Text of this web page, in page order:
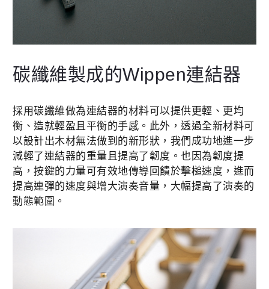
碳纖維製成的Wippen連結器
採用碳纖維做為連結器的材料可以提供更輕、更均
衡、造就輕盈且平衡的手感。此外，透過全新材料可
以設計出木材無法做到的新形狀，我們成功地進一步
減輕了連結器的重量且提高了韌度。也因為韌度提
高，按鍵的力量可有效地傳導回饋於擊槌速度，進而
提高連彈的速度與增大演奏音量，大幅提高了演奏的
動態範圍。